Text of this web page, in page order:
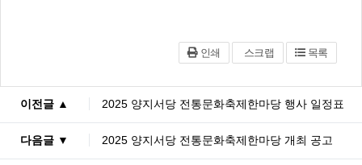
인쇄 스크랩 목록
이전글 ▲ 2025 양지서당 전통문화축제한마당 행사 일정표
다음글 ▼ 2025 양지서당 전통문화축제한마당 개최 공고